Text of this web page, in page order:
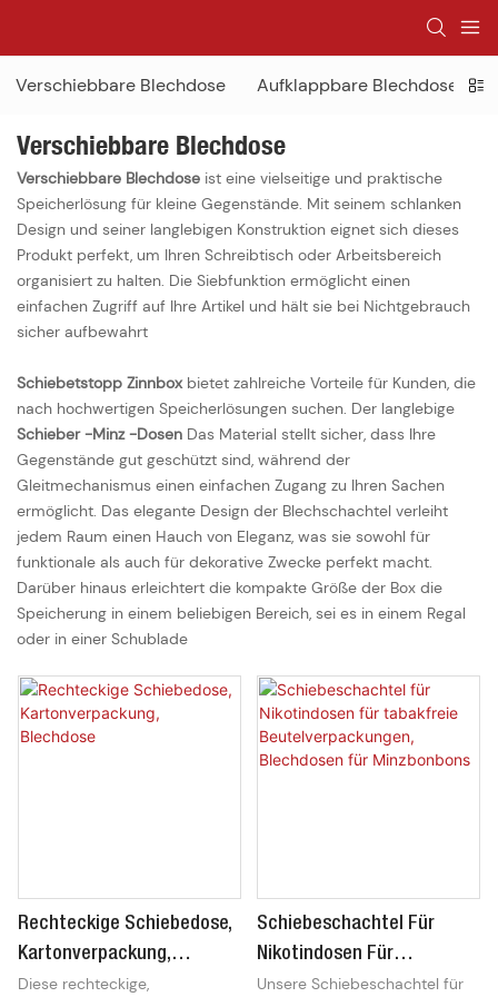
Verschiebbare Blechdose Aufklappbare Blechdose
Verschiebbare Blechdose
Verschiebbare Blechdose ist eine vielseitige und praktische
Speicherlösung für kleine Gegenstände. Mit seinem schlanken
Design und seiner langlebigen Konstruktion eignet sich dieses
Produkt perfekt, um Ihren Schreibtisch oder Arbeitsbereich
organisiert zu halten. Die Siebfunktion ermöglicht einen
einfachen Zugriff auf Ihre Artikel und hält sie bei Nichtgebrauch
sicher aufbewahrt
Schiebetstopp Zinnbox bietet zahlreiche Vorteile für Kunden, die
nach hochwertigen Speicherlösungen suchen. Der langlebige
Schieber -Minz -Dosen Das Material stellt sicher, dass Ihre
Gegenstände gut geschützt sind, während der
Gleitmechanismus einen einfachen Zugang zu Ihren Sachen
ermöglicht. Das elegante Design der Blechschachtel verleiht
jedem Raum einen Hauch von Eleganz, was sie sowohl für
funktionale als auch für dekorative Zwecke perfekt macht.
Darüber hinaus erleichtert die kompakte Größe der Box die
Speicherung in einem beliebigen Bereich, sei es in einem Regal
oder in einer Schublade
Rechteckige Schiebedose,
Kartonverpackung,
Blechdose
Diese rechteckige,
Schiebeschachtel Für
Nikotindosen Für
Tabakfreie
Unsere Schiebeschachtel für